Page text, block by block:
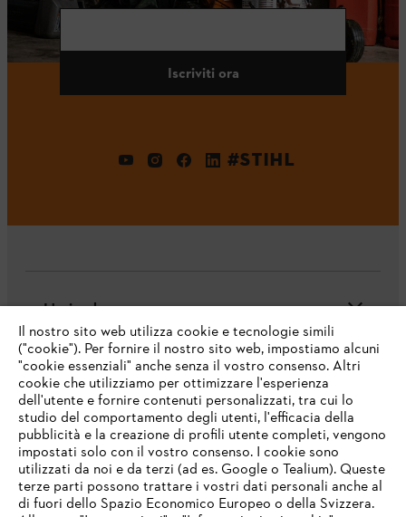
Iscriviti ora
#STIHL
L'azienda
Domande frequenti
Assistenza
IHR BROWSER WIRD NICHT
UNTERSTÜTZT
Il nostro sito web utilizza cookie e tecnologie simili
("cookie"). Per fornire il nostro sito web, impostiamo alcuni
"cookie essenziali" anche senza il vostro consenso. Altri
cookie che utilizziamo per ottimizzare l'esperienza
dell'utente e fornire contenuti personalizzati, tra cui lo
studio del comportamento degli utenti, l'efficacia della
pubblicità e la creazione di profili utente completi, vengono
impostati solo con il vostro consenso. I cookie sono
utilizzati da noi e da terzi (ad es. Google o Tealium). Queste
terze parti possono trattare i vostri dati personali anche al
di fuori dello Spazio Economico Europeo o della Svizzera.